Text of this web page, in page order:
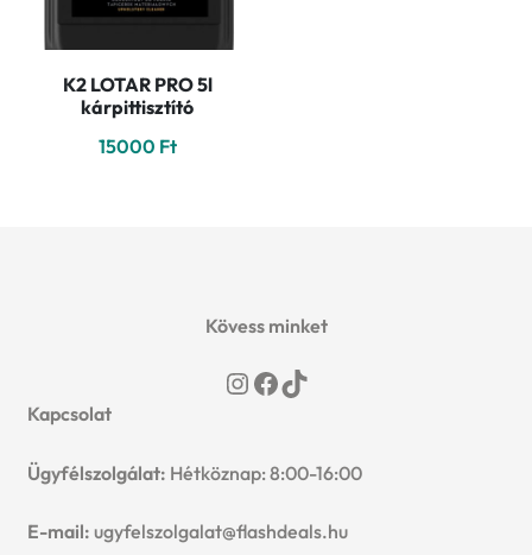
K2 LOTAR PRO 5l
kárpittisztító
15000 Ft
Kövess minket
Instagram
Facebook
TikTok
Kapcsolat
Ügyfélszolgálat: Hétköznap: 8:00-16:00
E-mail: ugyfelszolgalat@flashdeals.hu